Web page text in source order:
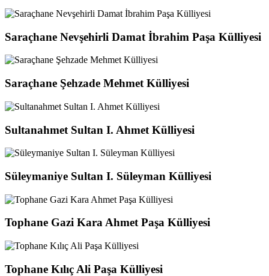
Saraçhane Nevşehirli Damat İbrahim Paşa Külliyesi
Saraçhane Şehzade Mehmet Külliyesi
Sultanahmet Sultan I. Ahmet Külliyesi
Süleymaniye Sultan I. Süleyman Külliyesi
Tophane Gazi Kara Ahmet Paşa Külliyesi
Tophane Kılıç Ali Paşa Külliyesi